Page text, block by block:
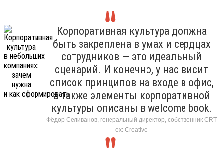
Корпоративная культура должна
быть закреплена в умах и сердцах
сотрудников — это идеальный
сценарий. И конечно, у нас висит
список принципов на входе в офис,
а также элементы корпоративной
культуры описаны в welcome book.
Фёдор Селиванов, генеральный директор, собственник CRT
ex: Creative